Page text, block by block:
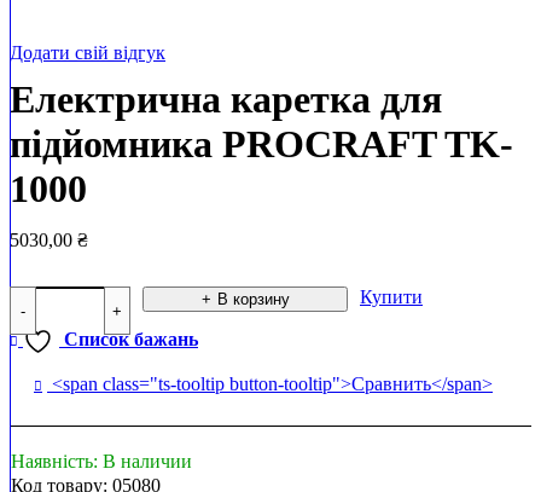
Додати свій відгук
Електрична каретка для
підйомника PROCRAFT TK-
1000
5030,00 ₴
товара
Електрична
для
PROCRAFT
1000
В корзину Купити
Список бажань
<span class="ts-tooltip button-tooltip">Сравнить</span>
Наявність: В наличии
Код товару: 05080